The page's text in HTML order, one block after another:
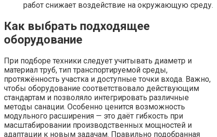
работ снижает воздействие на окружающую среду.
Как выбрать подходящее
оборудование
При подборе техники следует учитывать диаметр и
материал труб, тип транспортируемой среды,
протяжённость участка и доступные точки входа. Важно,
чтобы оборудование соответствовало действующим
стандартам и позволяло интегрировать различные
методы санации. Особенно ценится возможность
модульного расширения — это даёт гибкость при
масштабировании производственных мощностей и
адаптации к новым задачам. Правильно подобранная